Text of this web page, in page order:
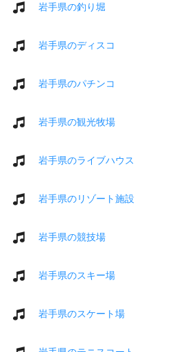
岩手県の釣り堀
岩手県のディスコ
岩手県のパチンコ
岩手県の観光牧場
岩手県のライブハウス
岩手県のリゾート施設
岩手県の競技場
岩手県のスキー場
岩手県のスケート場